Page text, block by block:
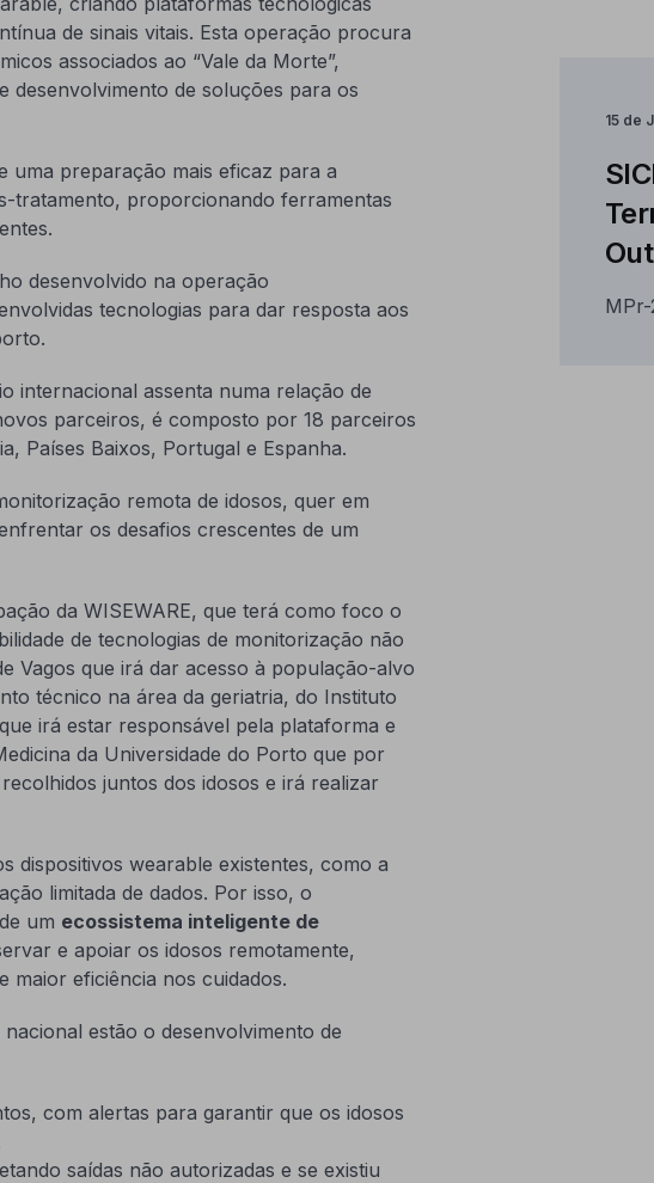
de sinais vitais. Esta operação procura
associados ao “Vale da Morte”,
desenvolvimento de soluções para os
uma preparação mais eficaz para a
tratamento, proporcionando ferramentas
desenvolvido na operação
tecnologias para dar resposta aos
internacional assenta numa relação de
parceiros, é composto por 18 parceiros
Países Baixos, Portugal e Espanha.
remota de idosos, quer em
os desafios crescentes de um
da WISEWARE, que terá como foco o
de tecnologias de monitorização não
Vagos que irá dar acesso à população-alvo
técnico na área da geriatria, do Instituto
irá estar responsável pela plataforma e
da Universidade do Porto que por
juntos dos idosos e irá realizar
dispositivos wearable existentes, como a
limitada de dados. Por isso, o
um ecossistema inteligente de
e apoiar os idosos remotamente,
maior eficiência nos cuidados.
estão o desenvolvimento de
com alertas para garantir que os idosos
saídas não autorizadas e se existiu
15 de